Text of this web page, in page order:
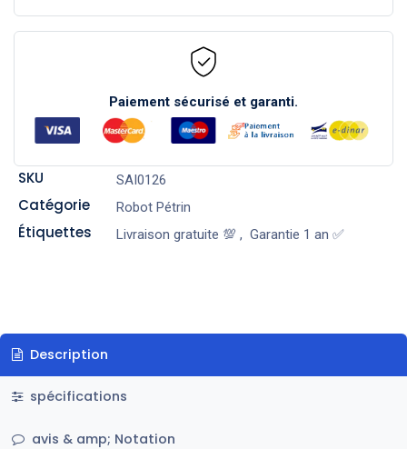
Paiement sécurisé et garanti.
SKU SAI0126
Catégorie Robot Pétrin
Étiquettes Livraison gratuite 💯 , Garantie 1 an ✅
Description
spécifications
avis & amp; Notation